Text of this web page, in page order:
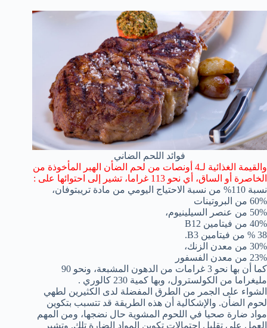
فوائد اللحم الضاني
والقيمة الغذائية لـ4 أونصات من لحم الضأن الهبر المأخوذة من
الخاصرة أو الساق، أي نحو 113 غراما، تشير إلى احتوائها على :
نسبة 110% من نسبة الاحتياج اليومي من مادة تريبتوفان،
60% من البروتينات
50% من عنصر السيلينيوم،
40% من فيتامين B12
38 % من فيتامين B3.
30% من معدن الزنك،
23% من معدن الفسفور
كما أن بها نحو 3 غرامات من الدهون المشبعة، ونحو 90
مليغراما من الكولسترول، وبها كمية 230 كالوري .
الشواء على الجمر من الطرق المفضلة لدى الكثيرين لطهي
لحوم الضأن. والإشكالية أن هذه الطريقة قد تتسبب بتكوين
مواد ضارة صحيا في اللحوم المشوية حال نضجها، ومن المهم
العمل على تقليل احتمالات تكوين المواد الضارة تلك. وتشير